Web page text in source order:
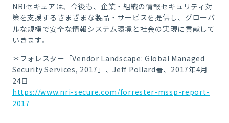
NRIセキュアは、今後も、企業・組織の情報セキュリティ対
策を支援するさまざまな製品・サービスを提供し、グローバ
ルな規模で安全な情報システム環境と社会の実現に貢献して
いきます。
＊フォレスター「Vendor Landscape: Global Managed
Security Services, 2017」、Jeff Pollard著、2017年4月
24日
https://www.nri-secure.com/forrester-mssp-report-
2017